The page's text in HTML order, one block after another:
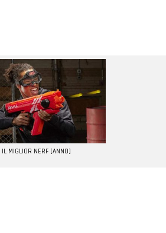
IL MIGLIOR NERF [ANNO]